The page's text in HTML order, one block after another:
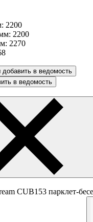
2200
2200
2270
добавить в ведомость
в ведомость
CUB153 парклет-